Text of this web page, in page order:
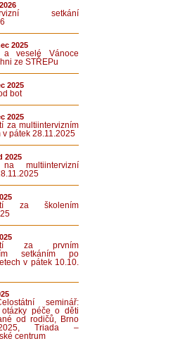
setkání
2025
a veselé Vánoce
ze STŘEPu
2025
bot
2025
za multiintervizním
v pátek 28.11.2025
2025
multiintervizní
za školením
za prvním
setkáním po
v pátek 10.10.
seminář:
otázky péče o děti
od rodičů, Brno
Triada –
centrum